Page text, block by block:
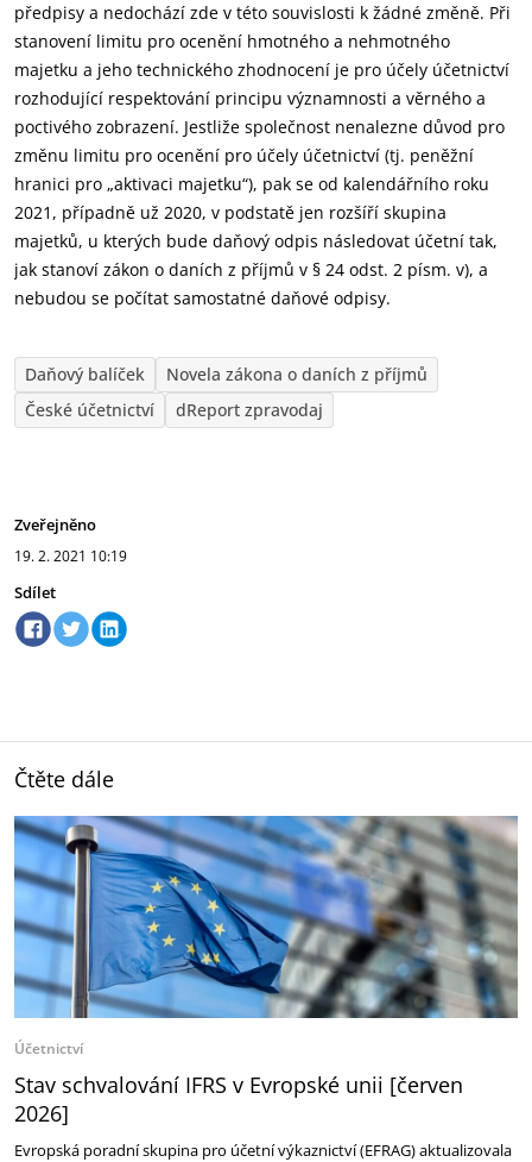
předpisy a nedochází zde v této souvislosti k žádné změně. Při
stanovení limitu pro ocenění hmotného a nehmotného
majetku a jeho technického zhodnocení je pro účely účetnictví
rozhodující respektování principu významnosti a věrného a
poctivého zobrazení. Jestliže společnost nenalezne důvod pro
změnu limitu pro ocenění pro účely účetnictví (tj. peněžní
hranici pro „aktivaci majetku“), pak se od kalendářního roku
2021, případně už 2020, v podstatě jen rozšíří skupina
majetků, u kterých bude daňový odpis následovat účetní tak,
jak stanoví zákon o daních z příjmů v § 24 odst. 2 písm. v), a
nebudou se počítat samostatné daňové odpisy.
Daňový balíček
Novela zákona o daních z příjmů
České účetnictví
dReport zpravodaj
Zveřejněno
19. 2. 2021 10:19
Sdílet
Čtěte dále
Účetnictví
Stav schvalování IFRS v Evropské unii [červen
2026]
Evropská poradní skupina pro účetní výkaznictví (EFRAG) aktualizovala